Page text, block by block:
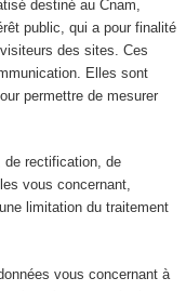
destiné au Cnam,
public, qui a pour finalité
des sites. Ces
Elles sont
permettre de mesurer
rectification, de
vous concernant,
limitation du traitement
vous concernant à